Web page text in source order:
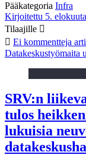
Pääkategoria Infra
Kirjoitettu 5.
Tilaajille
Ei kommentteja
Datakeskustyömaita
SRV:n
tulos
lukuisia